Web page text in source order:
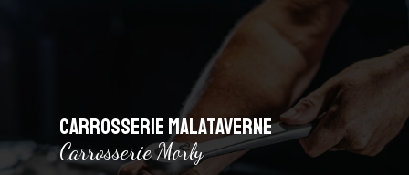
CARROSSERIE MALATAVERNE
Carrosserie Morly